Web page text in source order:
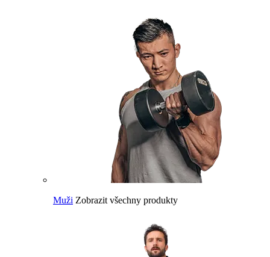
Muži Zobrazit všechny produkty